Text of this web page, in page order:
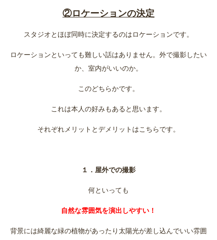
②ロケーションの決定
スタジオとほぼ同時に決定するのはロケーションです。
ロケーションといっても難しい話はありません。外で撮影したい
か、室内がいいのか。
このどちらかです。
これは本人の好みもあると思います。
それぞれメリットとデメリットはこちらです。
１．屋外での撮影
何といっても
自然な雰囲気を演出しやすい！
背景には綺麗な緑の植物があったり太陽光が差し込んでいい雰囲